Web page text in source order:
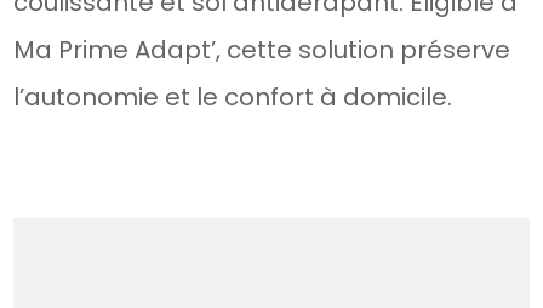
Ma Prime Adapt’, cette solution préserve
l’autonomie et le confort à domicile.